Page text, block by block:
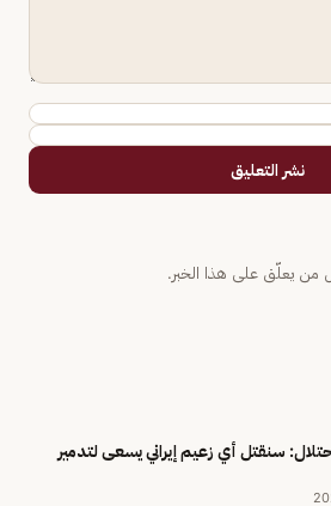
نشر التعليق
من يعلّق على هذا الخبر.
سنقتل أي زعيم إيراني يسعى لتدمير